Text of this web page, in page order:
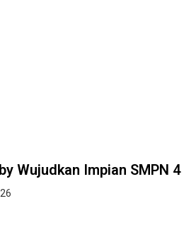
Wujudkan Impian SMPN